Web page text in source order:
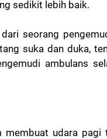
sedikit lebih baik.
seorang
suka dan duka,
ambulans
membuat udara pagi